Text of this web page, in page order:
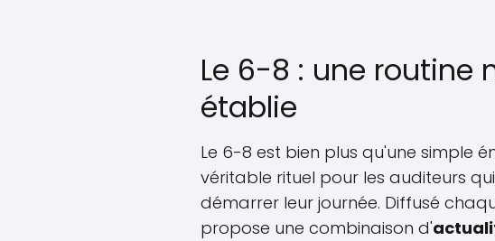
Le 6-8 : une routine
établie
Le 6-8 est bien plus qu'une simple
véritable rituel pour les auditeurs
démarrer leur journée. Diffusé
propose une combinaison d'